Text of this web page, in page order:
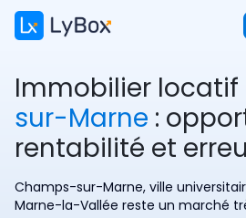
Immobilier locatif
sur-Marne :
rentabilité et
Champs-sur-Marne, ville
Marne-la-Vallée reste un marché